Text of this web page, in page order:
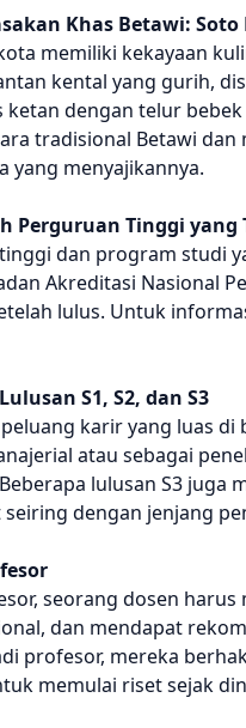
Khas Betawi:
memiliki kekayaan
kental yang gurih,
ketan dengan telur
tradisional Betawi
yang menyajikannya.
Perguruan Tinggi yang
dan program studi
Akreditasi Nasional
lulus. Untuk
S1, S2, dan S3
karir yang luas
atau sebagai
lulusan S3 juga
dengan jenjang
seorang dosen
dan mendapat
profesor, mereka
memulai riset sejak